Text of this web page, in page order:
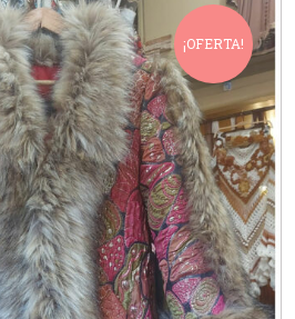
¡OFERTA!